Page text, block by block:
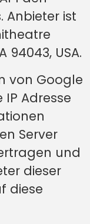
Anbieter ist
94043, USA.
von Google
Adresse
Server
und
dieser
diese